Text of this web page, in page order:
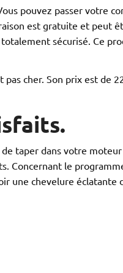
pouvez passer votre
est gratuite et peut
sécurisé. Ce
cher. Son prix est de
taper dans votre
Concernant le
une chevelure éclatante